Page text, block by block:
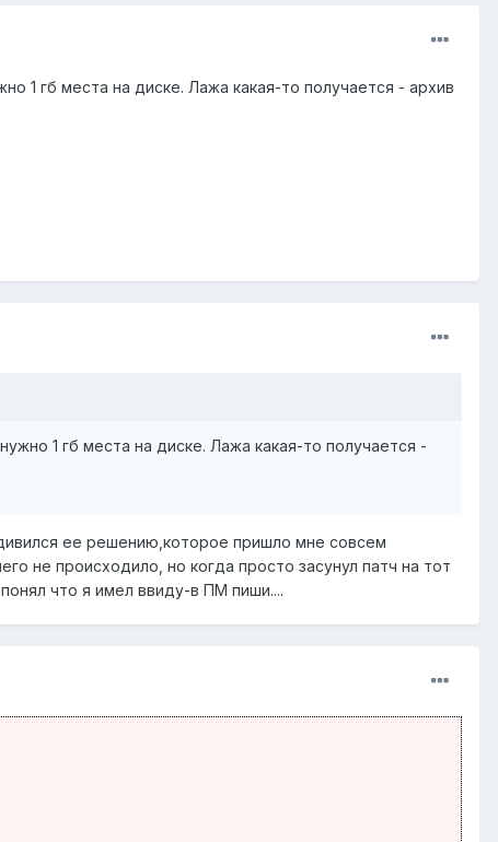
1 гб места на диске. Лажа какая-то получается - архив
1 гб места на диске. Лажа какая-то получается -
ее решению,которое пришло мне совсем
не происходило, но когда просто засунул патч на тот
что я имел ввиду-в ПМ пиши....